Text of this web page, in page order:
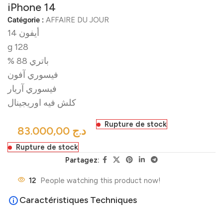
iPhone 14
Catégorie : AFFAIRE DU JOUR
أيفون 14
128 g
باتري 88 %
فيسوري آفون
فيسوري آريار
كلش فيه اوريجينال
د.ج Rupture de stock
Rupture de stock
Partagez:
12 People watching this product now!
Caractéristiques Techniques